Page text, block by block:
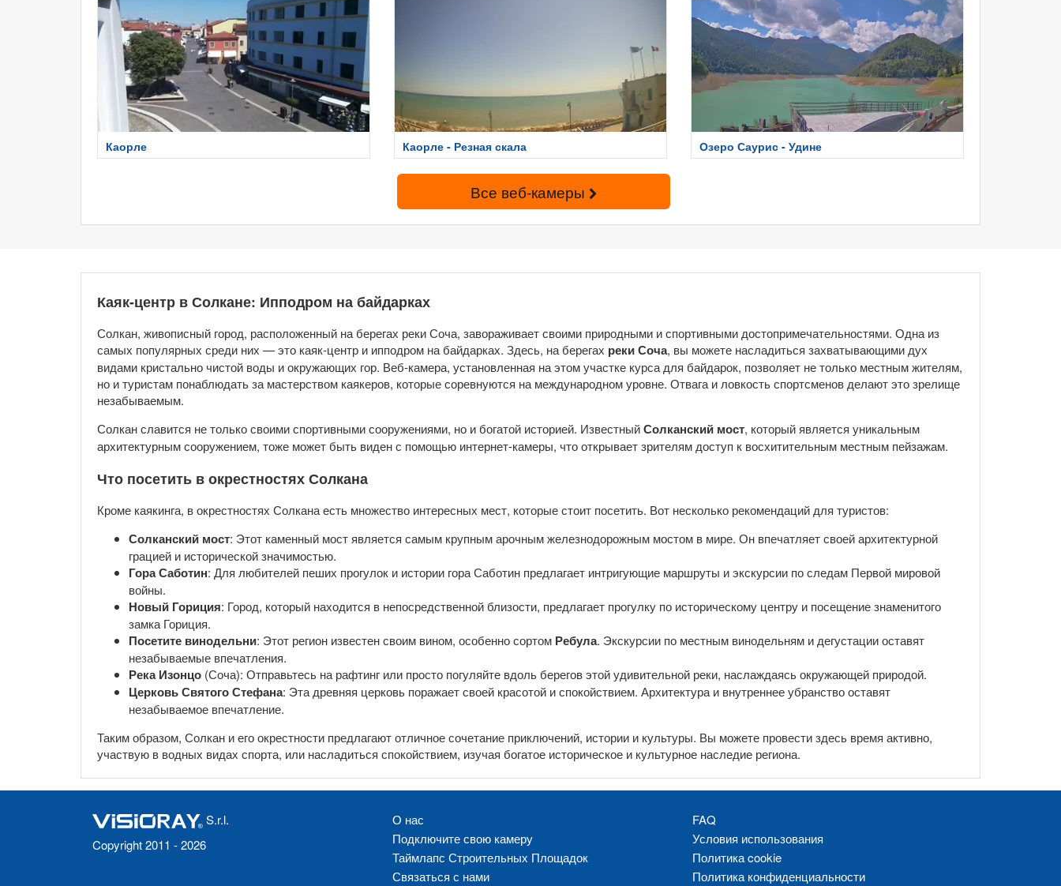
Каорле Каорле - Резная скала Озеро Саурис - Удине
Все веб-камеры
Каяк-центр в Солкане: Ипподром на байдарках
Солкан, живописный город, расположенный на берегах реки Соча, завораживает своими природными и спортивными достопримечательностями. Одна из
самых популярных среди них — это каяк-центр и ипподром на байдарках. Здесь, на берегах реки Соча, вы можете насладиться захватывающими дух
видами кристально чистой воды и окружающих гор. Веб-камера, установленная на этом участке курса для байдарок, позволяет не только местным жителям,
но и туристам понаблюдать за мастерством каякеров, которые соревнуются на международном уровне. Отвага и ловкость спортсменов делают это зрелище
незабываемым.
Солкан славится не только своими спортивными сооружениями, но и богатой историей. ИзвестныйСолканский мост, который является уникальным
архитектурным сооружением, тоже может быть виден с помощью интернет-камеры, что открывает зрителям доступ к восхитительным местным пейзажам.
Что посетить в окрестностях Солкана
Кроме каякинга, в окрестностях Солкана есть множество интересных мест, которые стоит посетить. Вот несколько рекомендаций для туристов:
Солканский мост: Этот каменный мост является самым крупным арочным железнодорожным мостом в мире. Он впечатляет своей архитектурной
грацией и исторической значимостью.
Гора Саботин: Для любителей пеших прогулок и истории гора Саботин предлагает интригующие маршруты и экскурсии по следам Первой мировой
войны.
Новый Гориция: Город, который находится в непосредственной близости, предлагает прогулку по историческому центру и посещение знаменитого
замка Гориция.
Посетите винодельни: Этот регион известен своим вином, особенно сортом Ребула. Экскурсии по местным винодельням и дегустации оставят
незабываемые впечатления.
Река Изонцо (Соча): Отправьтесь на рафтинг или просто погуляйте вдоль берегов этой удивительной реки, наслаждаясь окружающей природой.
Церковь Святого Стефана: Эта древняя церковь поражает своей красотой и спокойствием. Архитектура и внутреннее убранство оставят
незабываемое впечатление.
Таким образом, Солкан и его окрестности предлагают отличное сочетание приключений, истории и культуры. Вы можете провести здесь время активно,
участвую в водных видах спорта, или насладиться спокойствием, изучая богатое историческое и культурное наследие региона.
S.r.l.
Copyright 2011 - 2026
О нас
Подключите свою камеру
Таймлапс Строительных Площадок
Связаться с нами
FAQ
Условия использования
Политика cookie
Политика конфиденциальности